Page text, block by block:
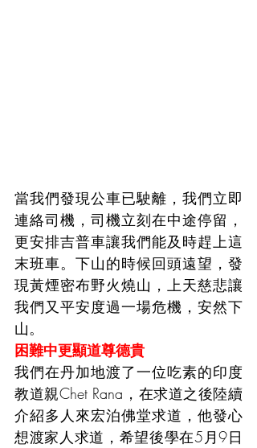
當我們發現公車已駛離，我們立即
連絡司機，司機立刻在中途停留，
更安排吉普車讓我們能及時趕上這
末班車。下山的時候回頭遠望，發
現黃煙密布野火燒山，上天慈悲讓
我們又平安度過一場危機，安然下
山。
困難中更顯道尊德貴
我們在丹加地渡了一位吃素的印度
教道親Chet Rana，在求道之後陸續
介紹多人來宏泊佛堂求道，他發心
想渡家人求道，希望後學在5月9日